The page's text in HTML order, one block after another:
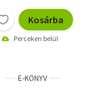
Kosárba
Perceken belül
E-KÖNYV